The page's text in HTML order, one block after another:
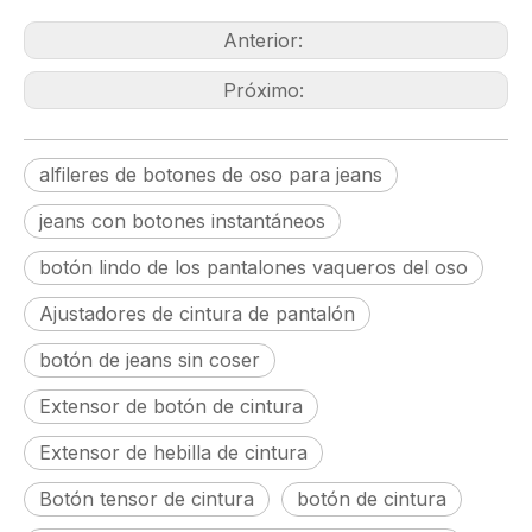
Anterior:
Próximo:
alfileres de botones de oso para jeans
jeans con botones instantáneos
botón lindo de los pantalones vaqueros del oso
Ajustadores de cintura de pantalón
botón de jeans sin coser
Extensor de botón de cintura
Extensor de hebilla de cintura
Botón tensor de cintura
botón de cintura